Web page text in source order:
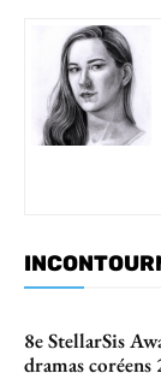
8e StellarSis
dramas coréens